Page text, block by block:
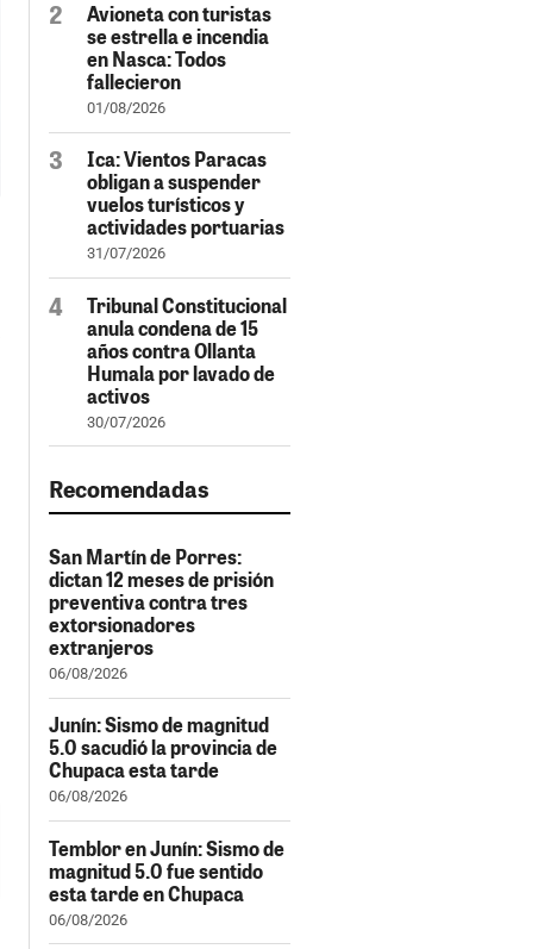
Avioneta con turistas
se estrella e incendia
en Nasca: Todos
fallecieron
01/08/2026
Ica: Vientos Paracas
obligan a suspender
vuelos turísticos y
actividades portuarias
31/07/2026
Tribunal Constitucional
anula condena de 15
años contra Ollanta
Humala por lavado de
activos
30/07/2026
Recomendadas
San Martín de Porres:
dictan 12 meses de prisión
preventiva contra tres
extorsionadores
extranjeros
06/08/2026
Junín: Sismo de magnitud
5.0 sacudió la provincia de
Chupaca esta tarde
06/08/2026
Temblor en Junín: Sismo de
magnitud 5.0 fue sentido
esta tarde en Chupaca
06/08/2026